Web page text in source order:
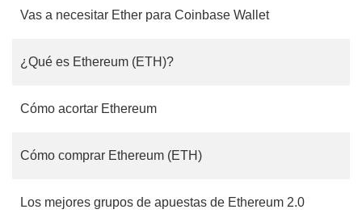
Vas a necesitar Ether para Coinbase Wallet
¿Qué es Ethereum (ETH)?
Cómo acortar Ethereum
Cómo comprar Ethereum (ETH)
Los mejores grupos de apuestas de Ethereum 2.0